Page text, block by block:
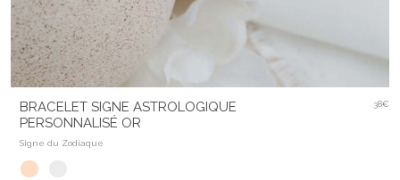
BRACELET SIGNE ASTROLOGIQUE
PERSONNALISÉ OR
Signe du Zodiaque
38€